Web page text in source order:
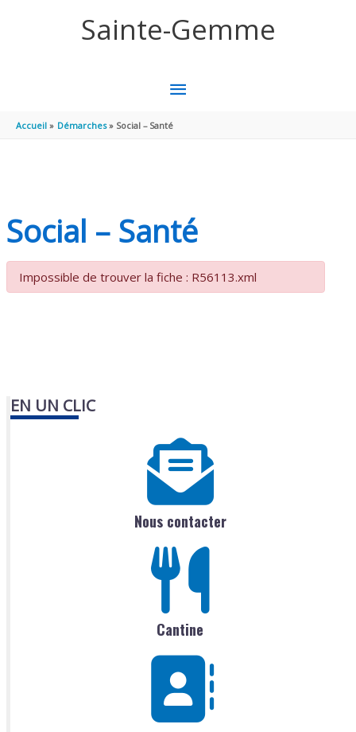
Sainte-Gemme
MENU
PRINCIPAL
Accueil Démarches Social – Santé
Social – Santé
Impossible de trouver la fiche : R56113.xml
EN UN CLIC
Nous contacter
Cantine